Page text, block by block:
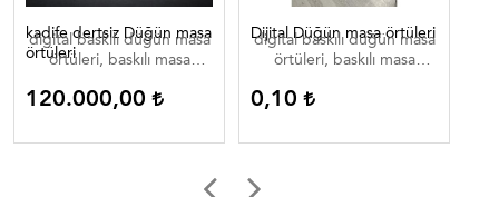
kadife dertsiz Düğün masa
örtüleri
digital baskılı düğün masa
örtüleri, baskılı masa
örtüleri , düğün masa
ortuleri
120.000,00
Dijital Düğün masa örtüleri
digital baskılı düğün masa
örtüleri, baskılı masa
örtüleri , düğün masa
ortuleri
0,10